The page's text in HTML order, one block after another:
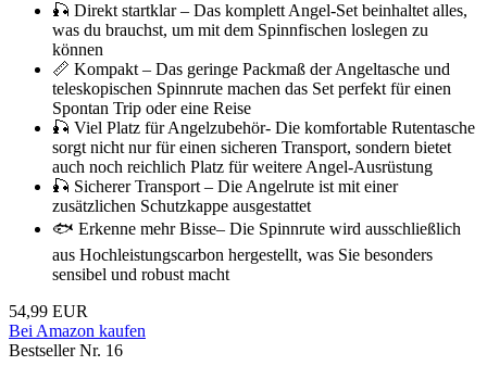
🎣 Direkt startklar – Das komplett Angel-Set beinhaltet alles,
was du brauchst, um mit dem Spinnfischen loslegen zu
können
📏 Kompakt – Das geringe Packmaß der Angeltasche und
teleskopischen Spinnrute machen das Set perfekt für einen
Spontan Trip oder eine Reise
🎣 Viel Platz für Angelzubehör- Die komfortable Rutentasche
sorgt nicht nur für einen sicheren Transport, sondern bietet
auch noch reichlich Platz für weitere Angel-Ausrüstung
🎣 Sicherer Transport – Die Angelrute ist mit einer
zusätzlichen Schutzkappe ausgestattet
🐟 Erkenne mehr Bisse– Die Spinnrute wird ausschließlich
aus Hochleistungscarbon hergestellt, was Sie besonders
sensibel und robust macht
54,99 EUR
Bei Amazon kaufen
Bestseller Nr. 16